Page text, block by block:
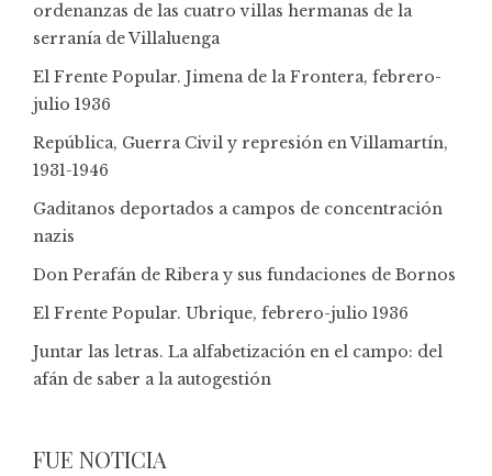
ordenanzas de las cuatro villas hermanas de la
serranía de Villaluenga
El Frente Popular. Jimena de la Frontera, febrero-
julio 1936
República, Guerra Civil y represión en Villamartín,
1931-1946
Gaditanos deportados a campos de concentración
nazis
Don Perafán de Ribera y sus fundaciones de Bornos
El Frente Popular. Ubrique, febrero-julio 1936
Juntar las letras. La alfabetización en el campo: del
afán de saber a la autogestión
FUE NOTICIA